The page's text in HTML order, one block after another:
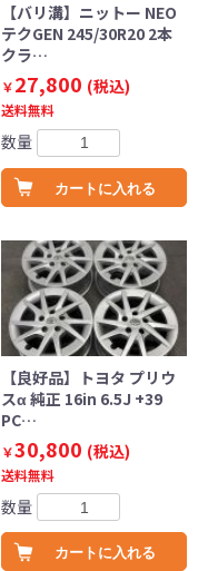
【バリ溝】ニットー NEO
テクGEN 245/30R20 2本
クラ…
￥27,800 (税込)
送料無料
数量
カートに入れる
【良好品】トヨタ プリウ
スα 純正 16in 6.5J +39
PC…
￥30,800 (税込)
送料無料
数量
カートに入れる